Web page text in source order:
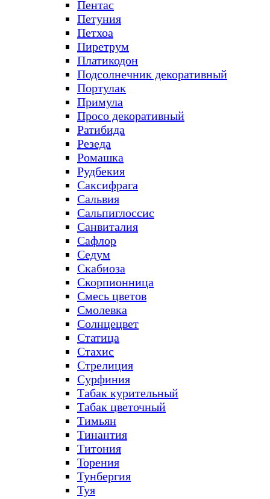
Пентас
Петуния
Петхоа
Пиретрум
Платикодон
Подсолнечник декоративный
Портулак
Примула
Просо декоративный
Ратибида
Резеда
Ромашка
Рудбекия
Саксифрага
Сальвия
Сальпиглоссис
Санвиталия
Сафлор
Седум
Скабиоза
Скорпионница
Смесь цветов
Смолевка
Солнцецвет
Статица
Стахис
Стрелиция
Сурфиния
Табак курительный
Табак цветочный
Тимьян
Тинантия
Титония
Торения
Тунбергия
Туя